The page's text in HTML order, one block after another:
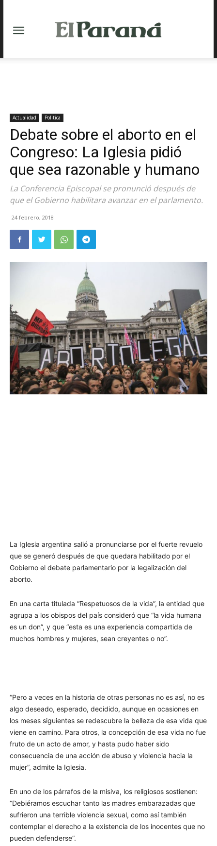
Actualidad Politica
Debate sobre el aborto en el
Congreso: La Iglesia pidió
que sea razonable y humano
La Conferencia Episcopal se pronunció después de
que el Gobierno habilitara avanzar en el parlamento.
24 febrero, 2018
La Iglesia argentina salió a pronunciarse por el fuerte revuelo
que se generó después de que quedara habilitado por el
Gobierno el debate parlamentario por la legalización del
aborto.
En una carta titulada “Respetuosos de la vida”, la entidad que
agrupa a los obispos del país consideró que “la vida humana
es un don”, y que “esta es una experiencia compartida de
muchos hombres y mujeres, sean creyentes o no”.
“Pero a veces en la historia de otras personas no es así, no es
algo deseado, esperado, decidido, aunque en ocasiones en
los meses siguientes se redescubre la belleza de esa vida que
viene en camino. Para otros, la concepción de esa vida no fue
fruto de un acto de amor, y hasta pudo haber sido
consecuencia de una acción de abuso y violencia hacia la
mujer”, admite la Iglesia.
En uno de los párrafos de la misiva, los religiosos sostienen:
“Debiéramos escuchar tanto las madres embarazadas que
sufrieron una terrible violencia sexual, como así también
contemplar el derecho a la existencia de los inocentes que no
pueden defenderse”.